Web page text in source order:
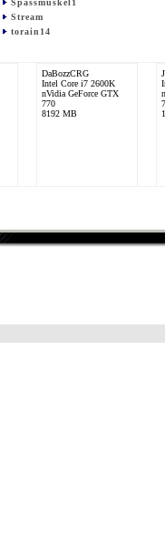
Stream
torain14
DaBozzCRG
Intel Core i7 2600K
nVidia GeForce GTX
770
8192 MB
4096 MB